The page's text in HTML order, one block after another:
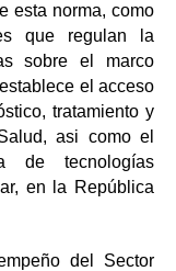
esta norma, como
que regulan la
sobre el marco
el acceso
tratamiento y
asi como el
de tecnologías
en la República
del Sector